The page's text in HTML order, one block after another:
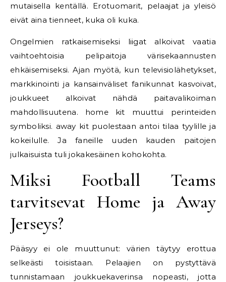
mutaisella kentällä. Erotuomarit, pelaajat ja yleisö
eivät aina tienneet, kuka oli kuka.
Ongelmien ratkaisemiseksi liigat alkoivat vaatia
vaihtoehtoisia pelipaitoja värisekaannusten
ehkäisemiseksi. Ajan myötä, kun televisiolähetykset,
markkinointi ja kansainväliset fanikunnat kasvoivat,
joukkueet alkoivat nähdä paitavalikoiman
mahdollisuutena. home kit muuttui perinteiden
symboliksi. away kit puolestaan antoi tilaa tyylille ja
kokeilulle. Ja faneille uuden kauden paitojen
julkaisuista tuli jokakesäinen kohokohta.
Miksi Football Teams
tarvitsevat Home ja Away
Jerseys?
Pääsyy ei ole muuttunut: värien täytyy erottua
selkeästi toisistaan. Pelaajien on pystyttävä
tunnistamaan joukkuekaverinsa nopeasti, jotta